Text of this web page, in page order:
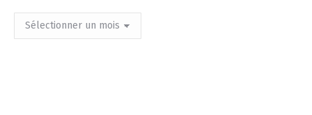
Archives
mensuelles